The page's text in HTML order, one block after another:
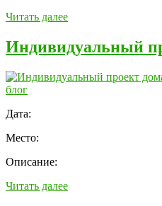
Читать далее
Индивидуальный
Дата:
Место:
Описание:
Читать далее